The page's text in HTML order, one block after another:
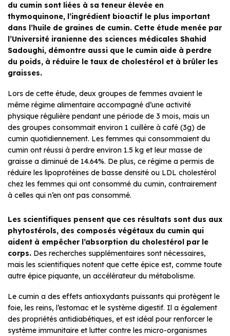
du cumin sont liées à sa teneur élevée en
thymoquinone, l’ingrédient bioactif le plus important
dans l’huile de graines de cumin. Cette étude menée par
l’Université iranienne des sciences médicales Shahid
Sadoughi, démontre aussi que le cumin aide à perdre
du poids, à réduire le taux de cholestérol et à brûler les
graisses.
Lors de cette étude, deux groupes de femmes avaient le
même régime alimentaire accompagné d’une activité
physique régulière pendant une période de 3 mois, mais un
des groupes consommait environ 1 cuillère à café (3g) de
cumin quotidiennement. Les femmes qui consommaient du
cumin ont réussi à perdre environ 1.5 kg et leur masse de
graisse a diminué de 14.64%. De plus, ce régime a permis de
réduire les lipoprotéines de basse densité ou LDL cholestérol
chez les femmes qui ont consommé du cumin, contrairement
à celles qui n’en ont pas consommé.
Les scientifiques pensent que ces résultats sont dus aux
phytostérols, des composés végétaux du cumin qui
aident à empêcher l’absorption du cholestérol par le
corps. Des recherches supplémentaires sont nécessaires,
mais les scientifiques notent que cette épice est, comme toute
autre épice piquante, un accélérateur du métabolisme.
Le cumin a des effets antioxydants puissants qui protègent le
foie, les reins, l’estomac et le système digestif. Il a également
des propriétés antidiabétiques, et est idéal pour renforcer le
système immunitaire et lutter contre les micro-organismes